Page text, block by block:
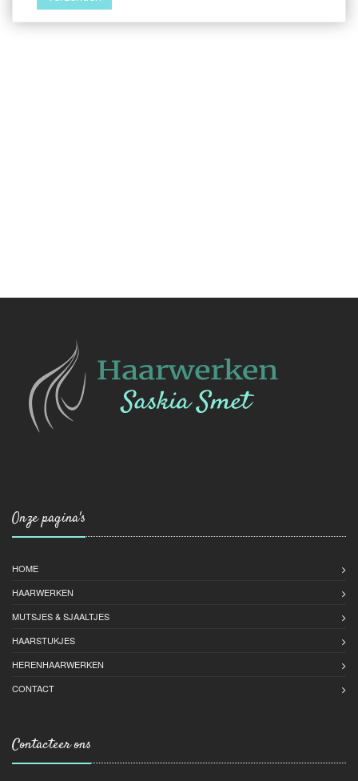
Onze pagina's
HOME
HAARWERKEN
MUTSJES & SJAALTJES
HAARSTUKJES
HERENHAARWERKEN
CONTACT
Contacteer ons